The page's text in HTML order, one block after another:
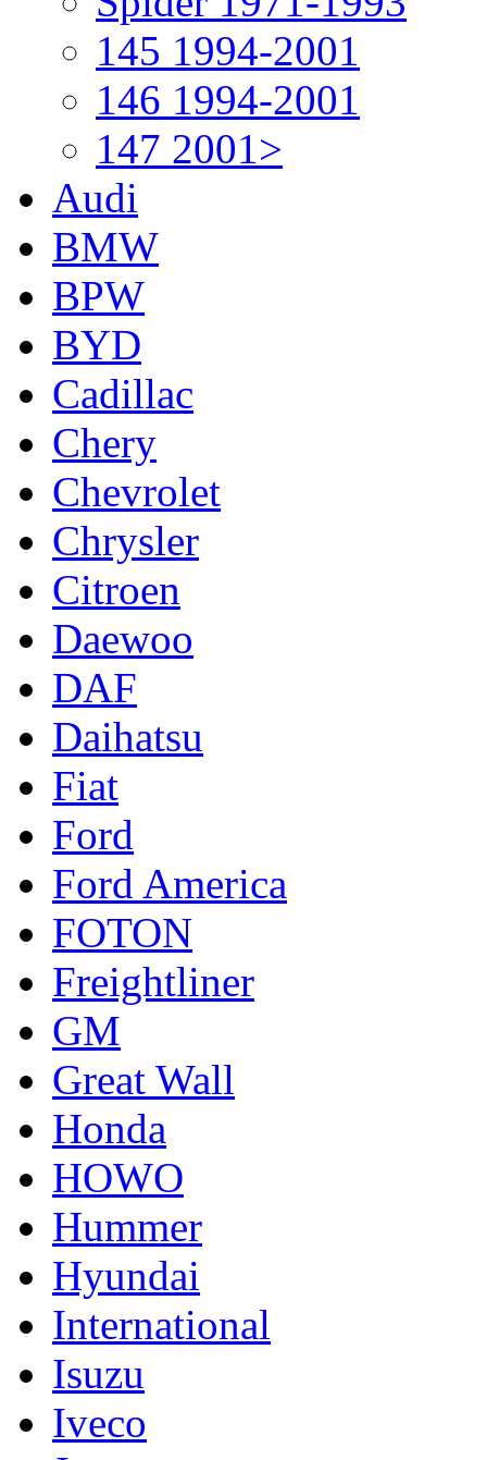
145 1994-2001
146 1994-2001
147 2001>
Audi
BMW
BPW
BYD
Cadillac
Chery
Chevrolet
Chrysler
Citroen
Daewoo
DAF
Daihatsu
Fiat
Ford
Ford America
FOTON
Freightliner
GM
Great Wall
Honda
HOWO
Hummer
Hyundai
International
Isuzu
Iveco